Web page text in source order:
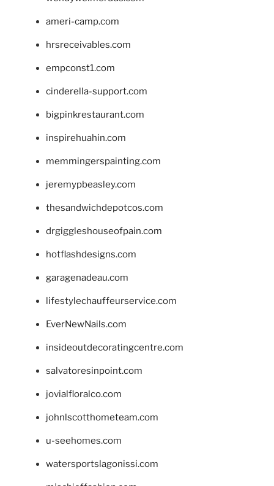
ameri-camp.com
hrsreceivables.com
empconst1.com
cinderella-support.com
bigpinkrestaurant.com
inspirehuahin.com
memmingerspainting.com
jeremypbeasley.com
thesandwichdepotcos.com
drgiggleshouseofpain.com
hotflashdesigns.com
garagenadeau.com
lifestylechauffeurservice.com
EverNewNails.com
insideoutdecoratingcentre.com
salvatoresinpoint.com
jovialfloralco.com
johnlscotthometeam.com
u-seehomes.com
watersportslagonissi.com